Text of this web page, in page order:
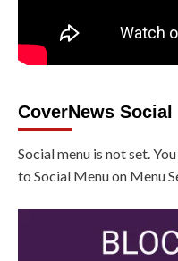
CoverNews Social
Social menu is not set.
to Social Menu on Menu